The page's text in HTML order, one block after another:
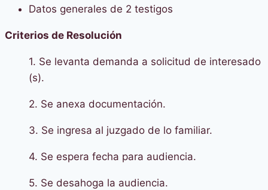
Datos generales de 2 testigos
Criterios de Resolución
1. Se levanta demanda a solicitud de interesado
(s).
2. Se anexa documentación.
3. Se ingresa al juzgado de lo familiar.
4. Se espera fecha para audiencia.
5. Se desahoga la audiencia.